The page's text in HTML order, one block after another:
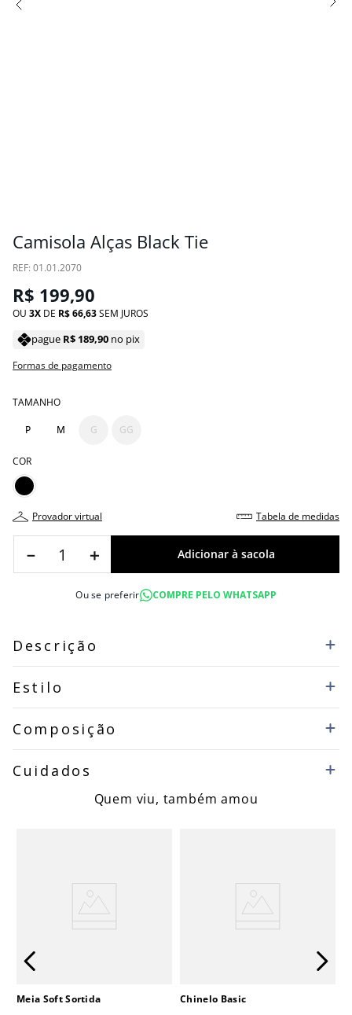
Camisola Alças Black Tie
: 01.01.2070
R$ 199,90
OU 3 DE R$66,63SEM JUROS
pague R$ 189,90 no pix
Formas de pagamento
TAMANHO
P M G GG
COR
provador virtual tabela de medidas
＋
－
Ou se preferir COMPRE PELO WHATSAPP
Descrição
Estilo
Composição
Cuidados
Quem viu, também amou
Meia Soft Sortida Chinelo Basic